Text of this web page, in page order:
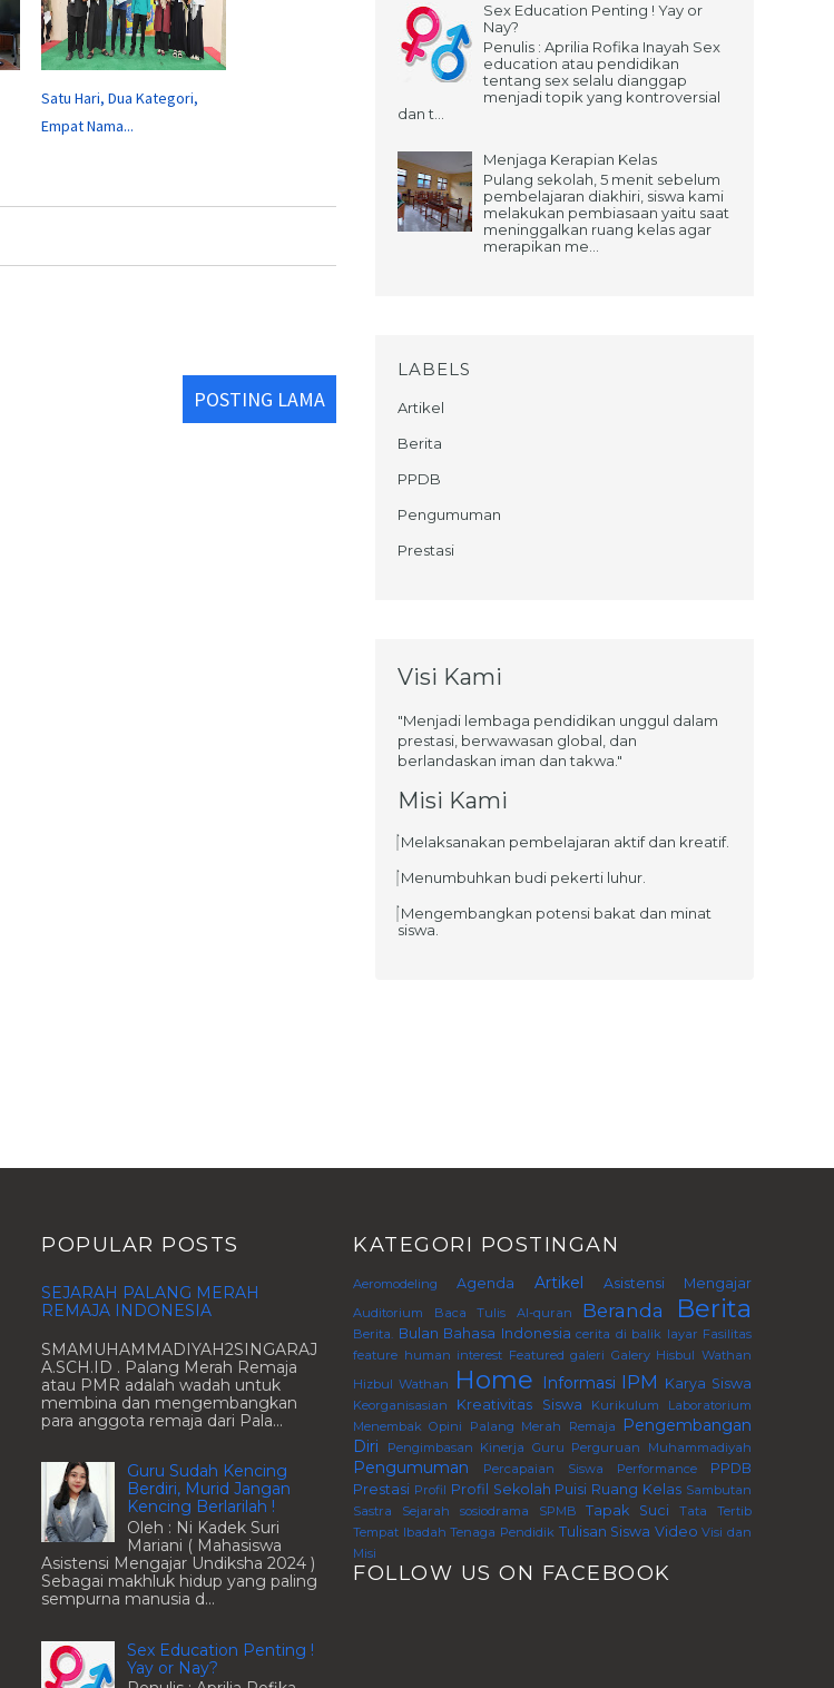
Satu Hari, Dua Kategori,
Empat Nama...
POSTING LAMA
Sex Education Penting ! Yay or
Nay?
Penulis : Aprilia Rofika Inayah Sex
education atau pendidikan
tentang sex selalu dianggap
menjadi topik yang kontroversial
dan t...
Menjaga Kerapian Kelas
Pulang sekolah, 5 menit sebelum
pembelajaran diakhiri, siswa kami
melakukan pembiasaan yaitu saat
meninggalkan ruang kelas agar
merapikan me...
LABELS
Artikel
Berita
PPDB
Pengumuman
Prestasi
Visi Kami
"Menjadi lembaga pendidikan unggul dalam
prestasi, berwawasan global, dan
berlandaskan iman dan takwa."
Misi Kami
Melaksanakan pembelajaran aktif dan kreatif.
Menumbuhkan budi pekerti luhur.
Mengembangkan potensi bakat dan minat
siswa.
POPULAR POSTS
SEJARAH PALANG MERAH
REMAJA INDONESIA
SMAMUHAMMADIYAH2SINGARAJ
A.SCH.ID . Palang Merah Remaja
atau PMR adalah wadah untuk
membina dan mengembangkan
para anggota remaja dari Pala...
Guru Sudah Kencing
Berdiri, Murid Jangan
Kencing Berlarilah !
Oleh : Ni Kadek Suri
Mariani ( Mahasiswa
Asistensi Mengajar Undiksha 2024 )
Sebagai makhluk hidup yang paling
sempurna manusia d...
Sex Education Penting !
Yay or Nay?
KATEGORI POSTINGAN
Aeromodeling Agenda Artikel Asistensi Mengajar
Auditorium Baca Tulis Al-quran Beranda Berita
Berita. Bulan Bahasa Indonesia cerita di balik layar Fasilitas
feature human interest Featured galeri Galery Hisbul Wathan
Hizbul Wathan
Home Informasi IPM Karya Siswa
Keorganisasian Kreativitas Siswa Kurikulum
Laboratorium
Menembak Opini Palang Merah Remaja
Pengembangan
Diri
Pengimbasan Kinerja Guru Perguruan Muhammadiyah
Pengumuman Percapaian Siswa Performance
PPDB
Prestasi Profil Profil Sekolah Puisi Ruang Kelas Sambutan
Sastra
Sejarah sosiodrama SPMB Tapak Suci
Tata Tertib
Tempat Ibadah Tenaga Pendidik Tulisan Siswa Video Visi dan
Misi
FOLLOW US ON FACEBOOK